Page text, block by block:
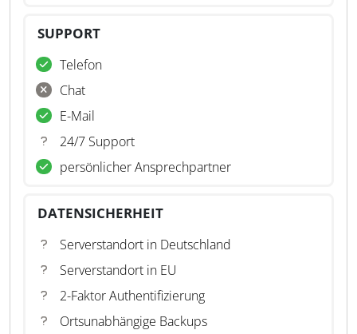
SUPPORT
Telefon
Chat
E-Mail
24/7 Support
persönlicher Ansprechpartner
DATENSICHERHEIT
Serverstandort in Deutschland
Serverstandort in EU
2-Faktor Authentifizierung
Ortsunabhängige Backups